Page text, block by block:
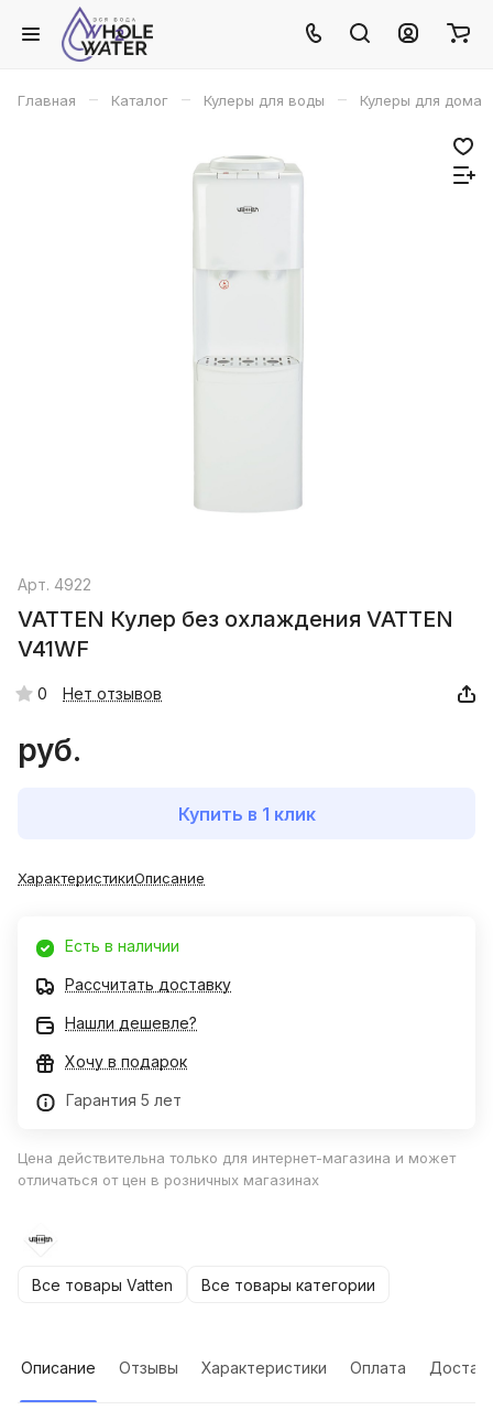
Главная – Каталог – Кулеры для воды – Кулеры для дома
Арт. 4922
VATTEN Кулер без охлаждения VATTEN
V41WF
0 Нет отзывов
руб.
Купить в 1 клик
ХарактеристикиОписание
Есть в наличии
Рассчитать доставку
Нашли дешевле?
Хочу в подарок
Гарантия 5 лет
Цена действительна только для интернет-магазина и может
отличаться от цен в розничных магазинах
Все товары Vatten Все товары категории
Описание Отзывы Характеристики Оплата